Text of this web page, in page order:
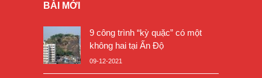
BÀI MỚI
9 công trình “kỳ quặc” có một
không hai tại Ấn Độ
09-12-2021